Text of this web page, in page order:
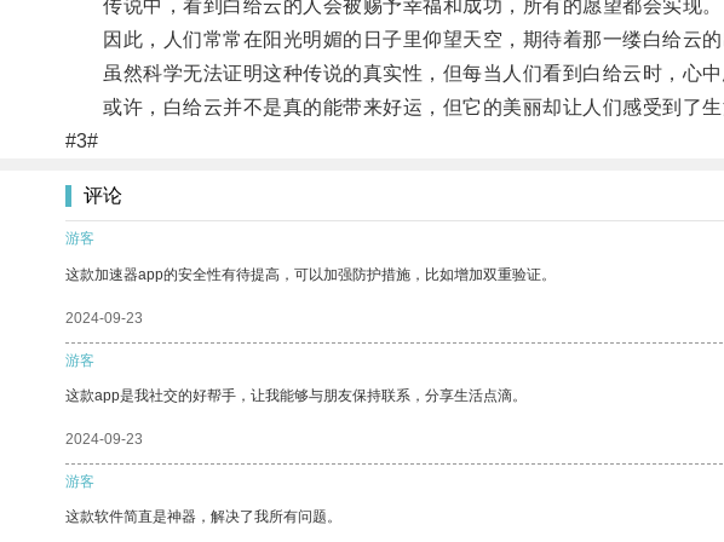
传说中，看到白给云的人会被赐予幸福和成功，所有的愿望都会实现。
因此，人们常常在阳光明媚的日子里仰望天空，期待着那一缕白给云的
虽然科学无法证明这种传说的真实性，但每当人们看到白给云时，心中
或许，白给云并不是真的能带来好运，但它的美丽却让人们感受到了生
#3#
评论
游客
这款加速器app的安全性有待提高，可以加强防护措施，比如增加双重验证。
2024-09-23
游客
这款app是我社交的好帮手，让我能够与朋友保持联系，分享生活点滴。
2024-09-23
游客
这款软件简直是神器，解决了我所有问题。